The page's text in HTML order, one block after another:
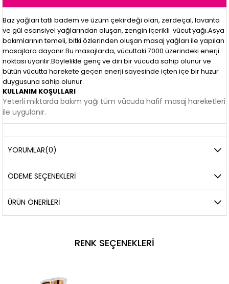
Baz yağları tatlı badem ve üzüm çekirdeği olan, zerdeçal, lavanta
vegül esansiyel yağlarından oluşan, zengin içerikli vücut yağı.Asya
bakımlarının temeli, bitki özlerinden oluşan masaj yağları ile yapılan
masajlara dayanır.Bu masajlarda, vücuttaki 7000 üzerindeki enerji
noktası uyarılır.Böylelikle genç ve diri bir vücuda sahip olunur ve
bütün vücutta harekete geçen enerji sayesinde içten içe bir huzur
duygusuna sahip olunur.
KULLANIM KOŞULLARI
Yeterli miktarda bakım yağı tüm vücuda hafif masaj hareketleri
ile uygulanır.
YORUMLAR(0)
ÖDEME SEÇENEKLERI
ÜRÜN ÖNERILERI
RENK SEÇENEKLERI